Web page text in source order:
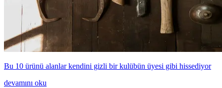
Bu 10 ürünü alanlar kendini gizli bir kulübün üyesi gibi hissediyor
devamını oku